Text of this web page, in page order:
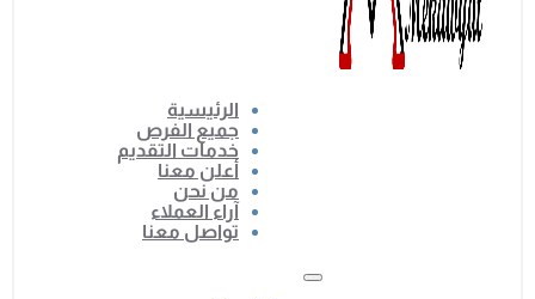
الرئيسية
جميع الفرص
خدمات التقديم
أعلن معنا
من نحن
آراء العملاء
تواصل معنا